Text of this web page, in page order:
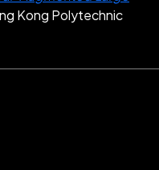
Kong Polytechnic